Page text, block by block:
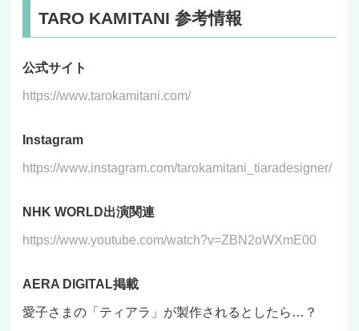
TARO KAMITANI 参考情報
公式サイト
https://www.tarokamitani.com/
Instagram
https://www.instagram.com/tarokamitani_tiaradesigner/
NHK WORLD出演関連
https://www.youtube.com/watch?v=ZBN2oWXmE00
AERA DIGITAL掲載
愛子さまの「ティアラ」が製作されるとしたら…？